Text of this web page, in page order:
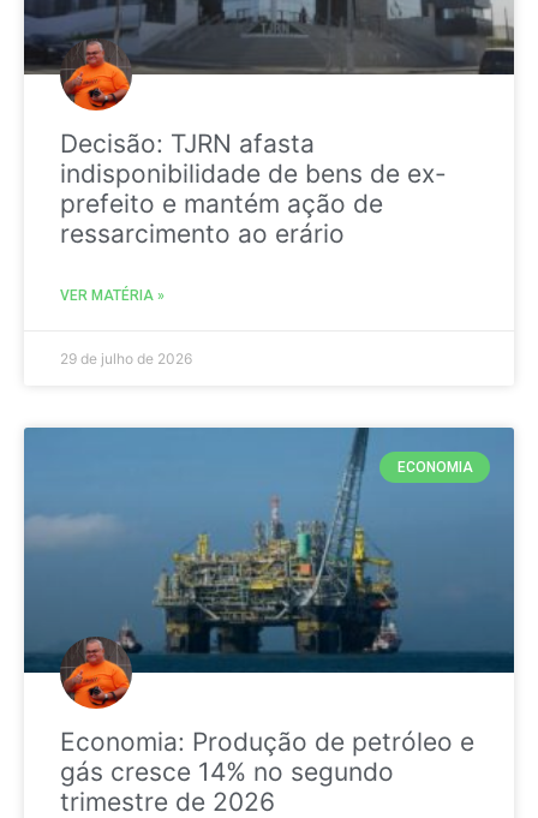
Decisão: TJRN afasta
indisponibilidade de bens de ex-
prefeito e mantém ação de
ressarcimento ao erário
VER MATÉRIA »
29 de julho de 2026
ECONOMIA
Economia: Produção de petróleo e
gás cresce 14% no segundo
trimestre de 2026